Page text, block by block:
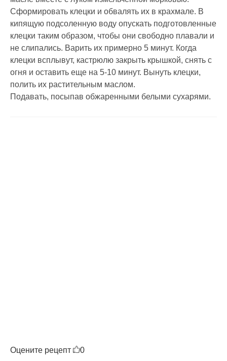
Сформировать клецки и обвалять их в крахмале. В
кипящую подсоленную воду опускать подготовленные
клецки таким образом, чтобы они свободно плавали и
не слипались. Варить их примерно 5 минут. Когда
клецки всплывут, кастрюлю закрыть крышкой, снять с
огня и оставить еще на 5-10 минут. Вынуть клецки,
полить их растительным маслом.
Подавать, посыпав обжаренными белыми сухарями.
Оцените рецепт 0